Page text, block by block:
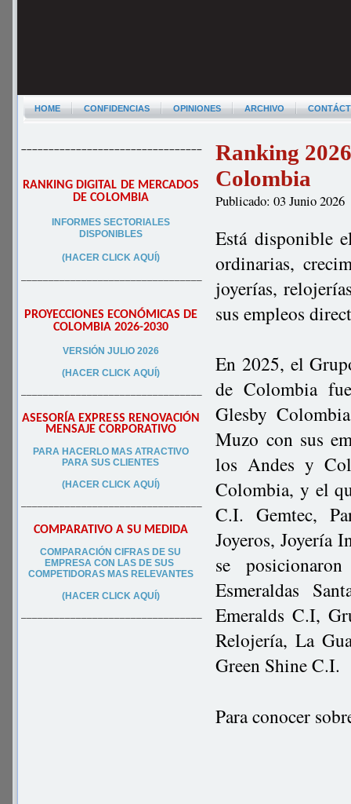
HOME CONFIDENCIAS OPINIONES ARCHIVO
–––––––––––––––––––––––––––––––––
RANKING DIGITAL DE MERCADOS
DE COLOMBIA
INFORMES SECTORIALES
DISPONIBLES
(HACER CLICK AQUÍ)
–––––––––––––––––––––––––––––––––
PROYECCIONES ECONÓMICAS DE
COLOMBIA 2026-2030
VERSIÓN JULIO 2026
(HACER CLICK AQUÍ)
–––––––––––––––––––––––––––––––––
ASESORÍA EXPRESS RENOVACIÓN
MENSAJE CORPORATIVO
PARA HACERLO MAS ATRACTIVO
PARA SUS CLIENTES
(HACER CLICK AQUÍ)
–––––––––––––––––––––––––––––––––
COMPARATIVO A SU MEDIDA
COMPARACIÓN CIFRAS DE SU
EMPRESA CON LAS DE SUS
COMPETIDORAS MAS RELEVANTES
(HACER CLICK AQUÍ)
–––––––––––––––––––––––––––––––––
Ranking
Colombia
Publicado: 03 Junio 2026
Está disponible
ordinarias,
joyerías,
sus empleos
En 2025, el
de Colombia
Glesby
Muzo con sus
los Andes y
Colombia, y el
C.I. Gemtec,
Joyeros, Joyería
se
Esmeraldas
Emeralds C.I,
Relojería, La
Green Shine C.I.
Para conocer